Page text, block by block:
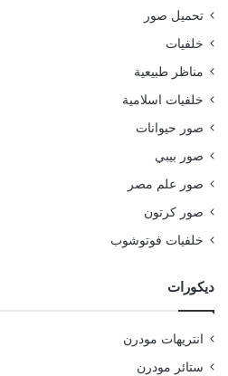
تحميل صور
خلفيات
مناظر طبيعية
خلفيات اسلامية
صور حيوانات
صور بيبي
صور علم مصر
صور كرتون
خلفيات فوتوشوب
ديكورات
انتريهات مودرن
ستائر مودرن